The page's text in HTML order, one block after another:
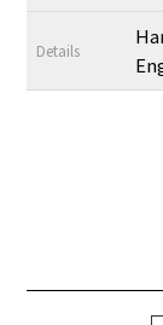
Details